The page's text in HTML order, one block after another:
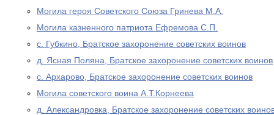
Могила героя Советского Союза Гринева М.А.
Могила казненного патриота Ефремова С.П.
с. Губкино, Братское захоронение советских воинов
д. Ясная Поляна, Братское захоронение советских воинов
с. Архарово, Братское захоронение советских воинов
Могила советского воина А.Т.Корнеева
д. Александровка, Братское захоронение советских